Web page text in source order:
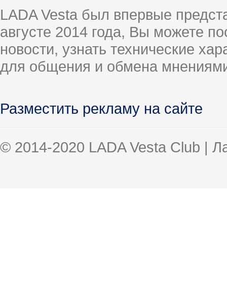
LADA Vesta был впервые
августе 2014 года, Вы можете
новости, узнать технические
для общения и обмена
Разместить рекламу на сайте
© 2014-2020 LADA Vesta Club |